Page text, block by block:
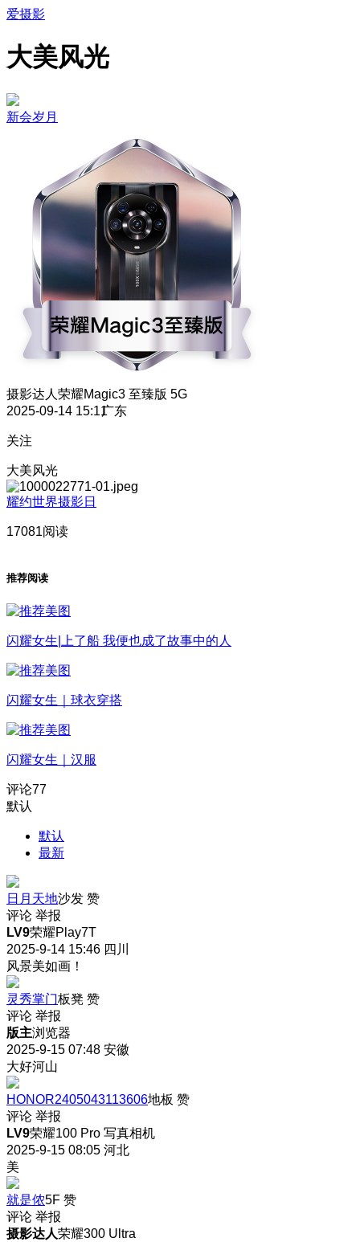
爱摄影
大美风光
新会岁月
摄影达人 荣耀Magic3 至臻版 5G
2025-09-14 15:11广东
关注
大美风光
耀约世界摄影日
17081阅读
推荐阅读
闪耀女生|上了船 我便也成了故事中的人
闪耀女生｜球衣穿搭
闪耀女生｜汉服
评论77
默认
默认
最新
日月天地沙发 赞
评论 举报
LV9荣耀Play7T
2025-9-14 15:46 四川
风景美如画！
灵秀掌门板凳 赞
评论 举报
版主浏览器
2025-9-15 07:48 安徽
大好河山
HONOR2405043113606地板 赞
评论 举报
LV9荣耀100 Pro 写真相机
2025-9-15 08:05 河北
美
就是侬5F 赞
评论 举报
摄影达人荣耀300 Ultra